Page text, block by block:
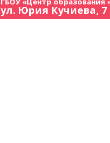
ул. Юрия Кучиева, 7